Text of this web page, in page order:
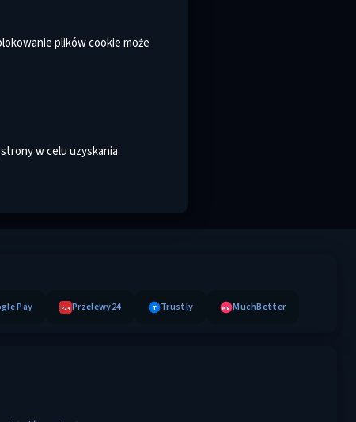
plików cookie może
w celu uzyskania
Pay P24 Przelewy24 T Trustly MB MuchBetter